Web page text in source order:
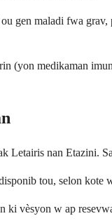
gen maladi fwa
(yon medikaman
Letairis nan Etazini.
tou, selon
ki vèsyon w ap